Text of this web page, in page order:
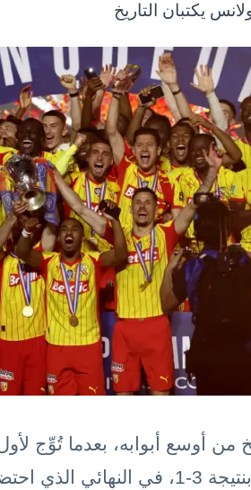
يكتبان التاريخ
من أوسع أبوابه، بعدما تُوِّج
ستاد دو فرانس